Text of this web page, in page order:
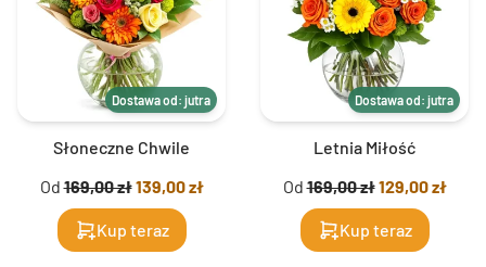
Dostawa od: jutra
Słoneczne Chwile
Od169,00 zł139,00 zł
Kup teraz
Dostawa od: jutra
Letnia Miłość
Od169,00 zł129,00 zł
Kup teraz